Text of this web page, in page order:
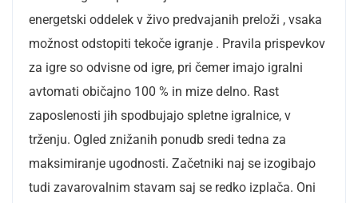
energetski oddelek v živo predvajanih preloži , vsaka
možnost odstopiti tekoče igranje . Pravila prispevkov
za igre so odvisne od igre, pri čemer imajo igralni
avtomati običajno 100 % in mize delno. Rast
zaposlenosti jih spodbujajo spletne igralnice, v
trženju. Ogled znižanih ponudb sredi tedna za
maksimiranje ugodnosti. Začetniki naj se izogibajo
tudi zavarovalnim stavam saj se redko izplača. Oni